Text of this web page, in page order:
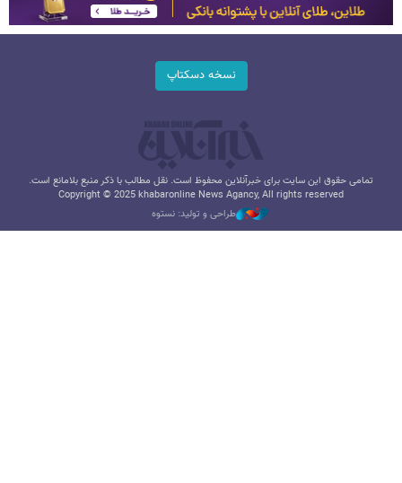
نسخه دسکتاپ
تمامی حقوق این سایت برای خبرآنلاین محفوظ است. نقل مطالب با ذکر منبع بلامانع است.
Copyright © 2025 khabaronline News Agancy, All rights reserved
طراحی و تولید: نستوه